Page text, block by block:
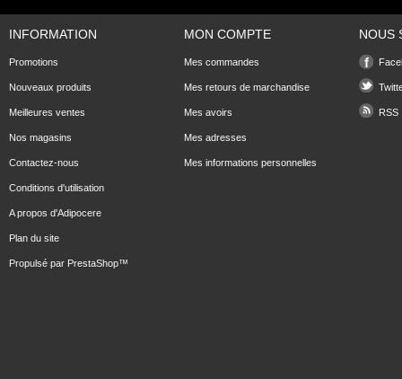
INFORMATION
Promotions
Nouveaux produits
Meilleures ventes
Nos magasins
Contactez-nous
Conditions d'utilisation
A propos d'Adipocere
Plan du site
Propulsé par PrestaShop™
MON COMPTE
Mes commandes
Mes retours de marchandise
Mes avoirs
Mes adresses
Mes informations personnelles
NOUS
RSS